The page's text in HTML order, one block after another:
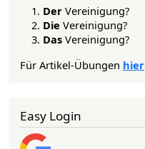
Der Vereinigung?
Die Vereinigung?
Das Vereinigung?
Für Artikel-Übungen hier
Easy Login